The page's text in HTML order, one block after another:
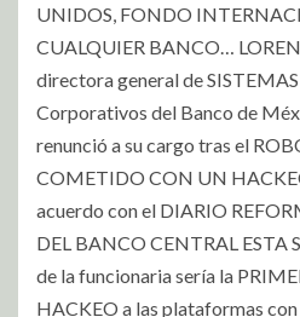
UNIDOS, FONDO
CUALQUIER BANCO…
directora general de
Corporativos del Banco de
renunció a su cargo tras el
COMETIDO CON UN
acuerdo con el DIARIO
DEL BANCO CENTRAL ESTA
de la funcionaria sería la
HACKEO a las plataformas con